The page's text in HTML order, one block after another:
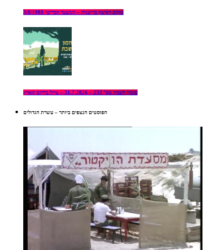
מקום ראשון בריטניה – המצעד הבריטי 3/8/1988
פזמון לשבת מס’ 233 – 31.7.2026 – טיול בדרום הארץ
הפוסטים הנצפים ביותר – עשרת הגדולים